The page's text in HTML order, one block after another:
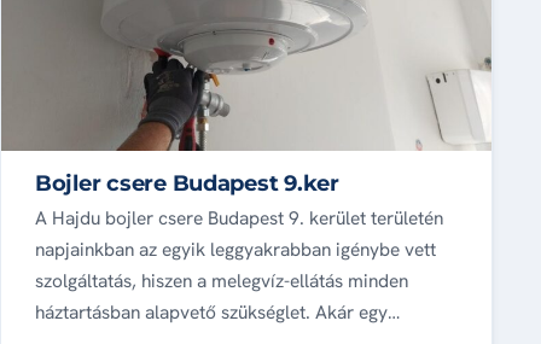
Bojler csere Budapest 9.ker
A Hajdu bojler csere Budapest 9. kerület területén
napjainkban az egyik leggyakrabban igénybe vett
szolgáltatás, hiszen a melegvíz-ellátás minden
háztartásban alapvető szükséglet. Akár egy…